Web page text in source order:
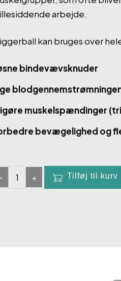
arbejde.
kan bruges over
bindevævsknuder
muskelspændinger
bevægelighed og
+ Tilføj til kurv